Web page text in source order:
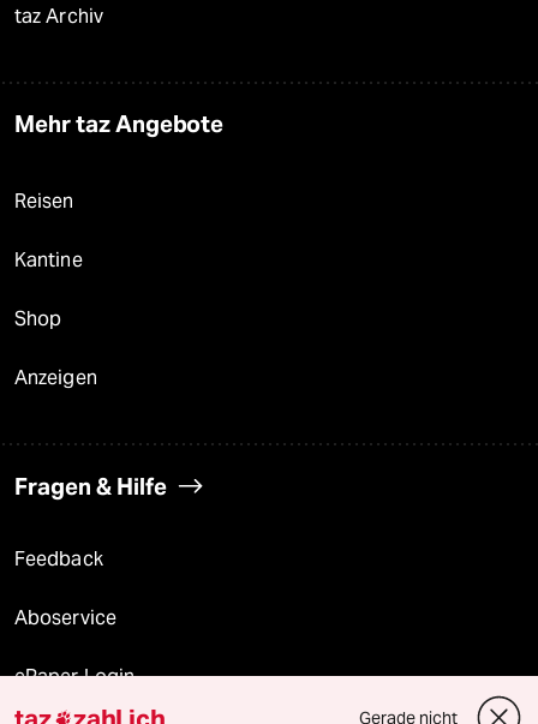
taz Archiv
Mehr taz Angebote
Reisen
Kantine
Shop
Anzeigen
Fragen & Hilfe
Feedback
Aboservice
ePaper Login
 Gerade nicht